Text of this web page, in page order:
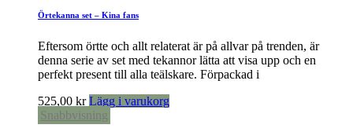
Örtekanna set – Kina fans
Eftersom örtte och allt relaterat är på allvar på trenden, är
denna serie av set med tekannor lätta att visa upp och en
perfekt present till alla teälskare. Förpackad i
525,00 kr Lägg i varukorg
Snabbvisning